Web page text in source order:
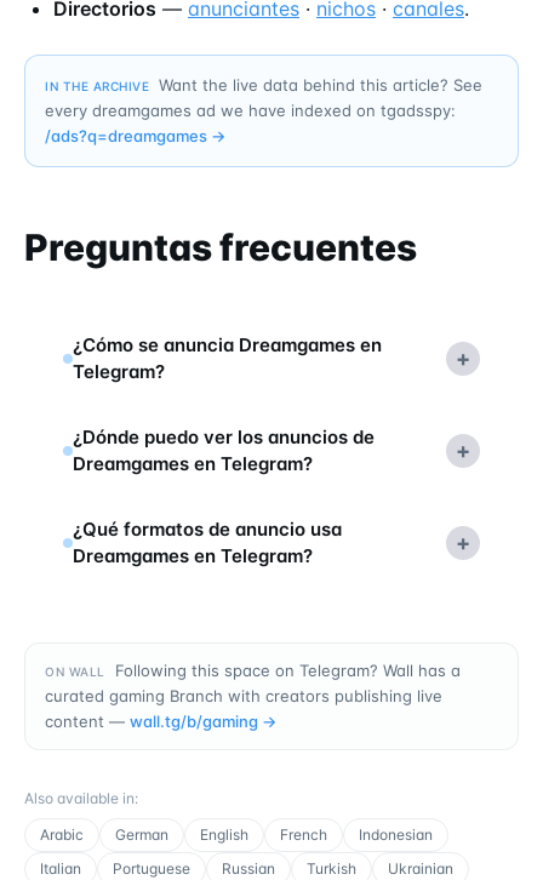
Directorios — anunciantes · nichos · canales.
IN THE ARCHIVE
Want the live data behind this article? See
every dreamgames ad we have indexed on tgadsspy:
/ads?q=dreamgames →
Preguntas frecuentes
¿Cómo se anuncia Dreamgames en
Telegram?
+
¿Dónde puedo ver los anuncios de
Dreamgames en Telegram?
+
¿Qué formatos de anuncio usa
Dreamgames en Telegram?
+
ON WALL
Following this space on Telegram? Wall has a
curated gaming Branch with creators publishing live
content — wall.tg/b/gaming →
Also available in:
Arabic
German English French
Indonesian
Italian
Portuguese Russian Turkish Ukrainian